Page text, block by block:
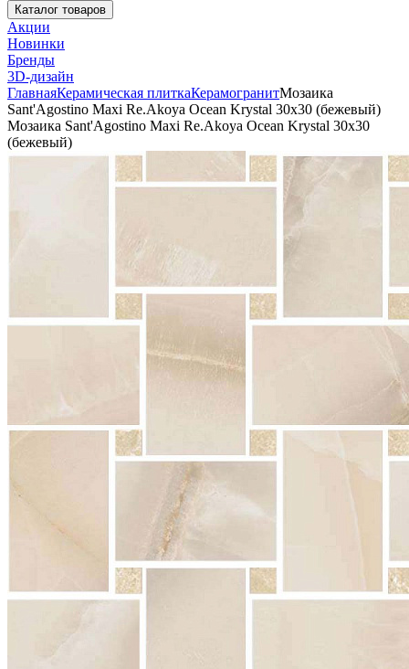
Каталог товаров
Акции
Новинки
Бренды
3D-дизайн
ГлавнаяКерамическая плиткаКерамогранитМозаика
Sant'Agostino Maxi Re.Akoya Ocean Krystal 30x30 (бежевый)
Мозаика Sant'Agostino Maxi Re.Akoya Ocean Krystal 30x30
(бежевый)